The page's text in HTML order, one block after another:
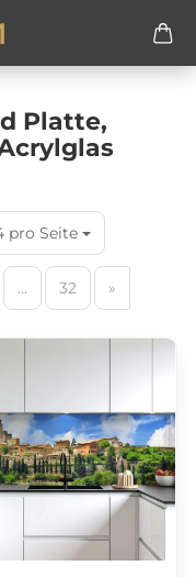
Platte,
pro Seite
... 32 »